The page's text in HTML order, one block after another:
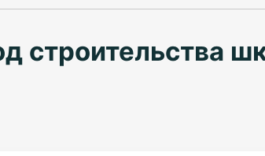
строительства